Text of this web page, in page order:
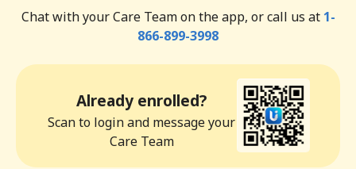
Chat with your Care Team on the app, or call us at 1-
866-899-3998
Already enrolled?
Scan to login and message your
Care Team